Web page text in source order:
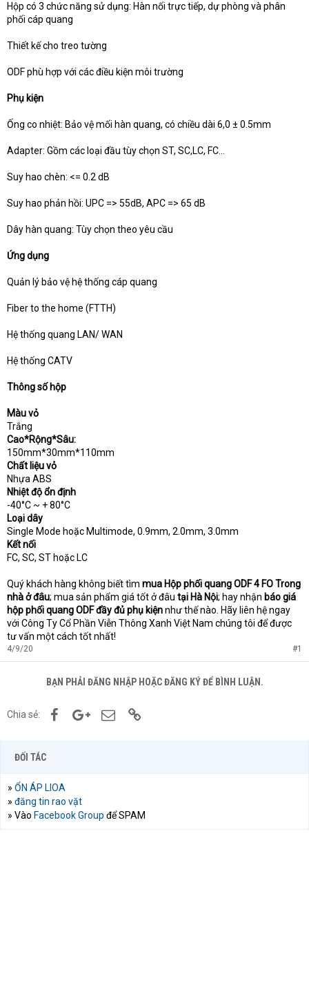
Hộp có 3 chức năng sử dụng: Hàn nối trực tiếp, dự phòng và phân
phối cáp quang
Thiết kế cho treo tường
ODF phù hợp với các điều kiện môi trường
Phụ kiện
Ống co nhiệt: Bảo vệ mối hàn quang, có chiều dài 6,0 ± 0.5mm
Adapter: Gồm các loại đầu tùy chọn ST, SC,LC, FC…
Suy hao chèn: <= 0.2 dB
Suy hao phản hồi: UPC => 55dB, APC => 65 dB
Dây hàn quang: Tùy chọn theo yêu cầu
Ứng dụng
Quản lý bảo vệ hệ thống cáp quang
Fiber to the home (FTTH)
Hệ thống quang LAN/ WAN
Hệ thống CATV
Thông số hộp
Màu vỏ
Trắng
Cao*Rộng*Sâu:
150mm*30mm*110mm
Chất liệu vỏ
Nhựa ABS
Nhiệt độ ổn định
-40°C ~ + 80°C
Loại dây
Single Mode hoặc Multimode, 0.9mm, 2.0mm, 3.0mm
Kết nối
FC, SC, ST hoặc LC
Quý khách hàng không biết tìm mua Hộp phối quang ODF 4 FO Trong
nhà ở đâu; mua sản phẩm giá tốt ở đâu tại Hà Nội; hay nhận báo giá
hộp phối quang ODF đầy đủ phụ kiệnnhư thế nào. Hãy liên hệ ngay
với Công Ty Cổ Phần Viễn Thông Xanh Việt Nam chúng tôi để được
tư vấn một cách tốt nhất!
4/9/20 #1
BẠN PHẢI ĐĂNG NHẬP HOẶC ĐĂNG KÝ ĐỂ BÌNH LUẬN.
Chia sẻ: FacebookGoogle+Email
ĐỐI TÁC
» ỔN ÁP LIOA
» đăng tin rao vặt
» Vào Facebook Group để SPAM